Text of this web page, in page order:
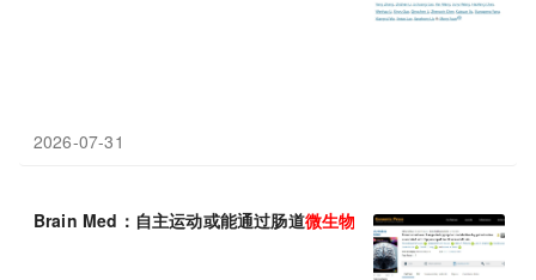
2026-07-31
Brain Med：自主运动或能通过肠道微生物 群来重塑机体的色氨酸